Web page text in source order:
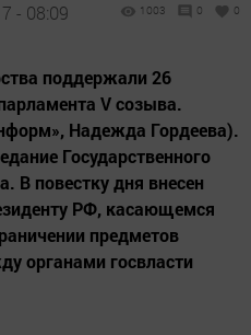
- 08:09 1003 0 0
поддержали 26
V созыва.
Надежда Гордеева).
Государственного
В повестку дня внесен
РФ, касающемся
предметов
органами госвласти